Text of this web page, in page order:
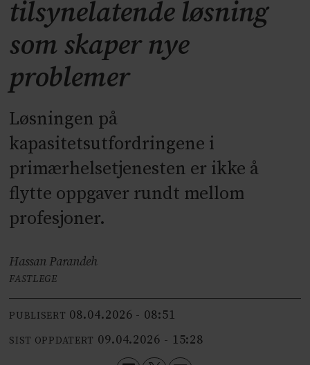
tilsynelatende løsning
som skaper nye
problemer
Løsningen på
kapasitetsutfordringene i
primærhelsetjenesten er ikke å
flytte oppgaver rundt mellom
profesjoner.
Hassan Parandeh
FASTLEGE
PUBLISERT 08.04.2026 - 08:51
SIST OPPDATERT 09.04.2026 - 15:28